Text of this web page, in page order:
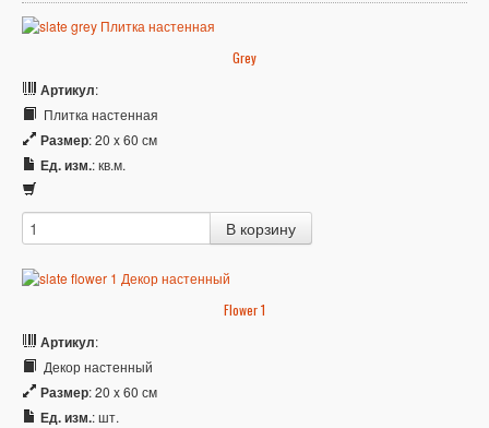
Grey
Артикул:
Плитка настенная
Размер: 20 x 60 см
Ед. изм.: кв.м.
Flower 1
Артикул:
Декор настенный
Размер: 20 x 60 см
Ед. изм.: шт.